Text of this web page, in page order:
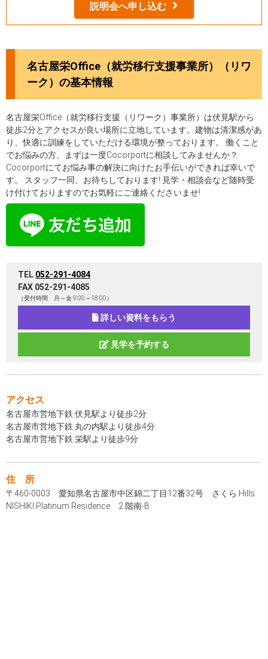
説明会へ申し込む
名古屋栄Office（就労移行支援事業所）（リワ
ーク）の基本情報
名古屋栄Office（就労移行支援（リワーク）事業所）は伏見駅から
徒歩2分とアクセスが良い場所に立地しています。建物は清潔感があ
り、快適に訓練をしていただける環境が整っております。 働くこと
でお悩みの方、まずは一度Cocorportに相談してみませんか？
Cocorportにてお悩み事の解決に向けたお手伝いができれば幸いで
す。 スタッフ一同、お待ちしております! 見学・相談会など随時受
け付けておりますのでお気軽にご連絡くださいませ!
TEL 052-291-4084
FAX 052-291-4085
（受付時間 月～金 9:00～18:00）
詳しい資料をもらう
見学を予約する
アクセス
名古屋市営地下鉄 伏見駅より徒歩2分
名古屋市営地下鉄 丸の内駅より徒歩4分
名古屋市営地下鉄 栄駅より徒歩9分
住 所
〒460-0003 愛知県名古屋市中区錦二丁目12番32号 さくら Hills
NISHIKI Platinum Residence 2 階南-B